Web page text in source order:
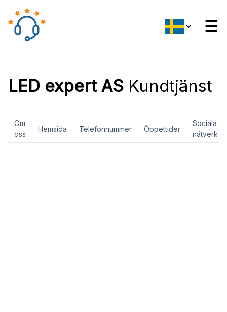
☰
LED expert AS Kundtjänst
Om
oss
Hemsida Telefonnummer Öppettider
Sociala
nätverk